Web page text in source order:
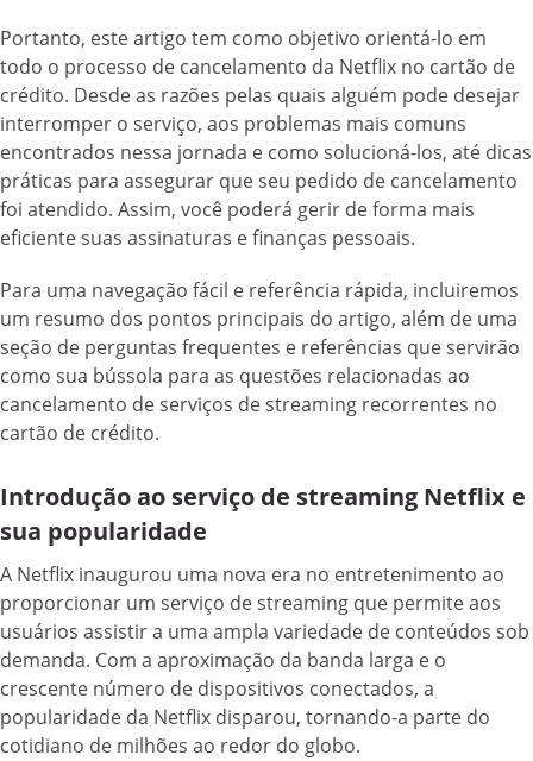
Portanto, este artigo tem como objetivo orientá-lo em
todo o processo de cancelamento da Netflix no cartão de
crédito. Desde as razões pelas quais alguém pode desejar
interromper o serviço, aos problemas mais comuns
encontrados nessa jornada e como solucioná-los, até dicas
práticas para assegurar que seu pedido de cancelamento
foi atendido. Assim, você poderá gerir de forma mais
eficiente suas assinaturas e finanças pessoais.
Para uma navegação fácil e referência rápida, incluiremos
um resumo dos pontos principais do artigo, além de uma
seção de perguntas frequentes e referências que servirão
como sua bússola para as questões relacionadas ao
cancelamento de serviços de streaming recorrentes no
cartão de crédito.
Introdução ao serviço de streaming Netflix e
sua popularidade
A Netflix inaugurou uma nova era no entretenimento ao
proporcionar um serviço de streaming que permite aos
usuários assistir a uma ampla variedade de conteúdos sob
demanda. Com a aproximação da banda larga e o
crescente número de dispositivos conectados, a
popularidade da Netflix disparou, tornando-a parte do
cotidiano de milhões ao redor do globo.